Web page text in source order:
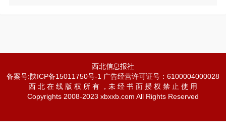
西北信息报社
备案号:陕ICP备15011750号-1 广告经营许可证号：6100004000028
西 北 在 线 版 权 所 有 ，未 经 书 面 授 权 禁 止 使 用
Copyrights 2008-2023 xbxxb.com All Rights Reserved